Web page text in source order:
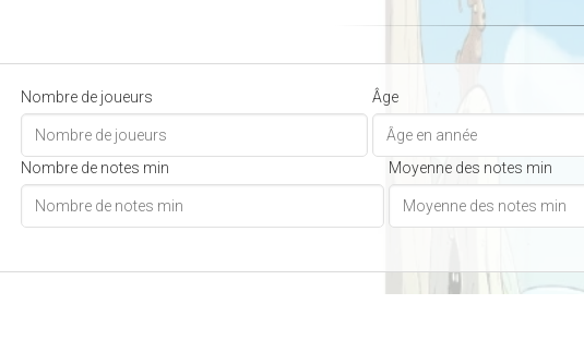
Nombre de joueurs Âge
Nombre de notes min Moyenne des notes min